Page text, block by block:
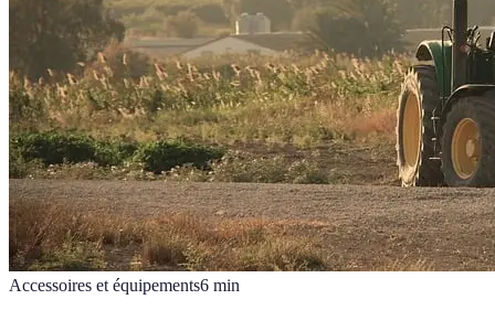
Accessoires et équipements6 min